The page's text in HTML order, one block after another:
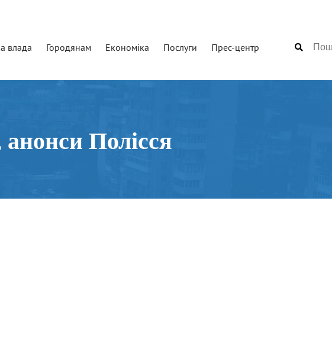
влада Городянам Економіка Послуги Прес-центр
Полісся